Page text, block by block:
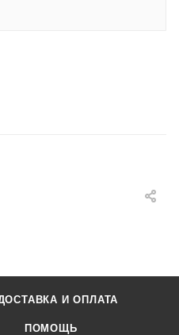
И ОПЛАТА
ПОМОЩЬ